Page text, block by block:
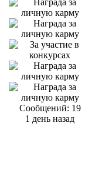
Сообщений: 19
1 день назад